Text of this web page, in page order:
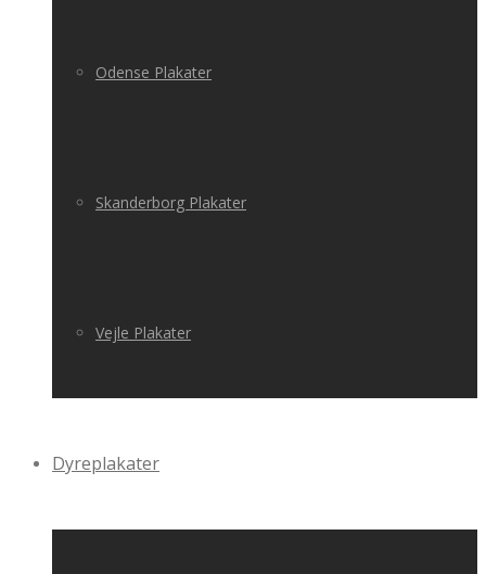
Odense Plakater
Skanderborg Plakater
Vejle Plakater
Dyreplakater